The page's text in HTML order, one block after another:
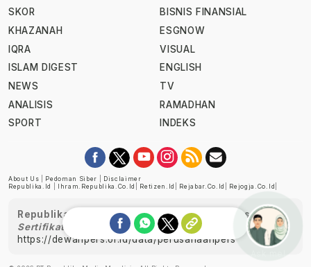
SKOR
KHAZANAH
IQRA
ISLAM DIGEST
NEWS
ANALISIS
SPORT
BISNIS FINANSIAL
ESGNOW
VISUAL
ENGLISH
TV
RAMADHAN
INDEKS
About Us Pedoman Siber
Disclaimer
Republika.id
Ihram.republika.co.id Retizen.id Rejabar.co.id Rejogja.co.id
Republika telah diverifikasi oleh Dewan Pers
Sertifikat Nomor 1058/DP-Verifikasi/K/XII/2022
https://dewanpers.or.id/data/perusahaanpers